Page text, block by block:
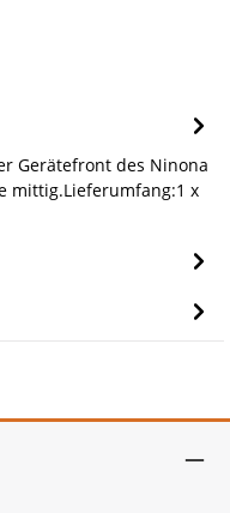
Gerätefront des Ninona
mittig.Lieferumfang:1 x